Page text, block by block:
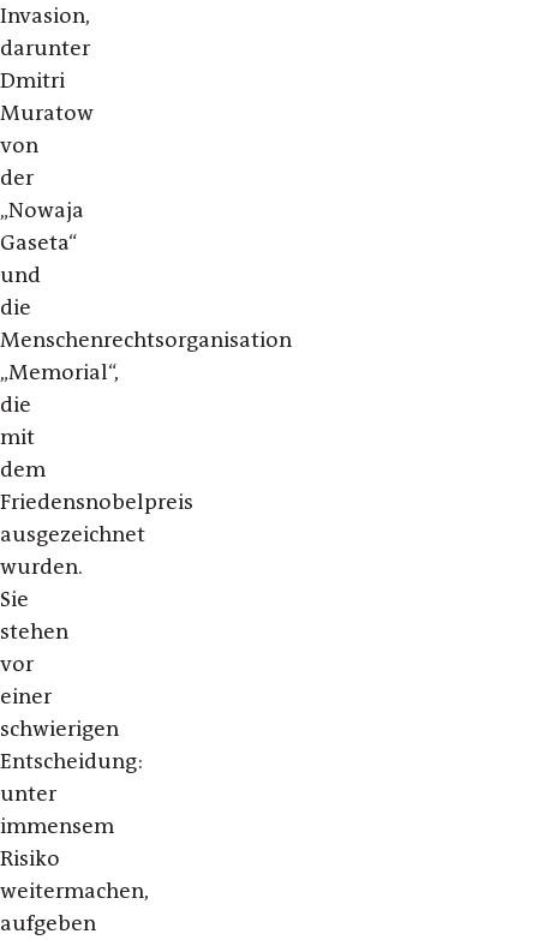
Invasion,
darunter
Dmitri
Muratow
von
der
„Nowaja
Gaseta“
und
die
Menschenrechtsorganisation
„Memorial“,
die
mit
dem
Friedensnobelpreis
ausgezeichnet
wurden.
Sie
stehen
vor
einer
schwierigen
Entscheidung:
unter
immensem
Risiko
weitermachen,
aufgeben